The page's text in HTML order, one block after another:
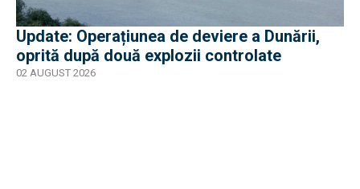
Update: Operațiunea de deviere a Dunării,
oprită după două explozii controlate
02 AUGUST 2026